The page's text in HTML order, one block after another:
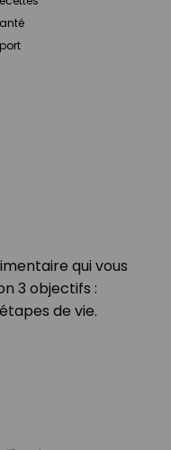
qui vous
3 objectifs :
de vie.